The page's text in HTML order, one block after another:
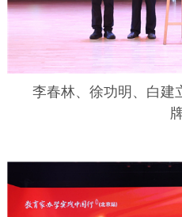
李春林、徐功明、白建